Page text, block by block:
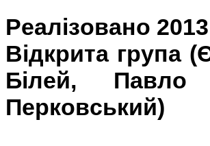
Реалізовано 2013
Відкрита групa
Білей, Павло
Перковський)